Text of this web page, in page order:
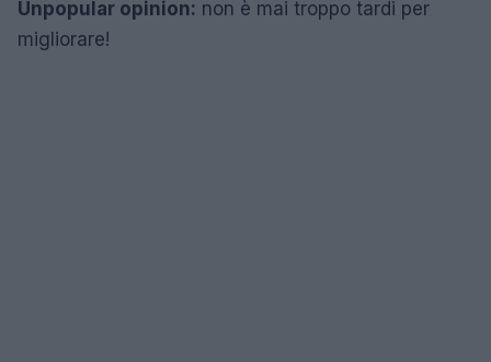
Unpopular opinion: non è mai troppo tardi per
migliorare!